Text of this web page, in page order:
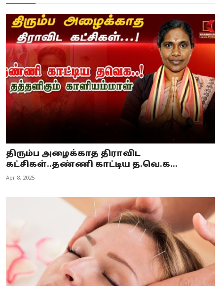
திரும்ப அழைக்காத திராவிட
கட்சிகள்..தண்ணி காட்டிய த.வெ.க...
Apr 8, 2025